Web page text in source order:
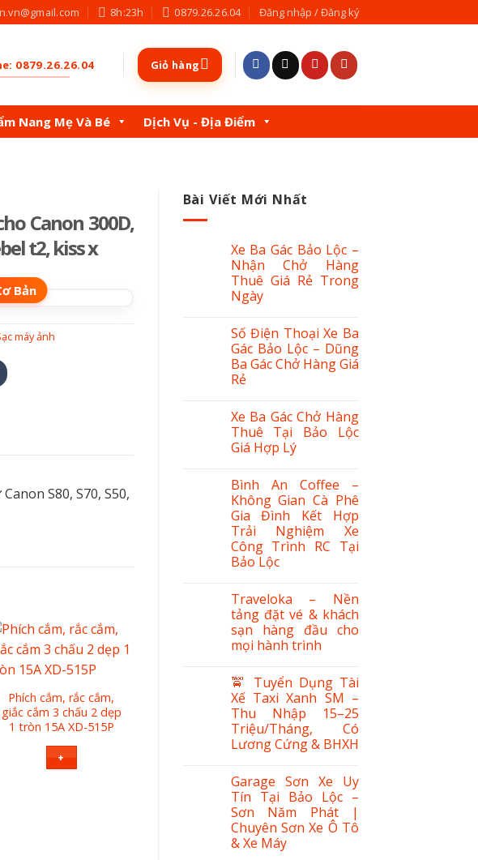
8h:23h 0879.26.26.04 Đăng nhập / Đăng ký
0879.26.26.04 Giỏ hàng
Nang Mẹ Và Bé Dịch Vụ - Địa Điểm
Bài Viết Mới Nhất
Xe Ba Gác Bảo Lộc –
Nhận Chở Hàng
Thuê Giá Rẻ Trong
Ngày
Số Điện Thoại Xe Ba
Gác Bảo Lộc – Dũng
Ba Gác Chở Hàng Giá
Rẻ
Xe Ba Gác Chở Hàng
Thuê Tại Bảo Lộc
Giá Hợp Lý
Bình An Coffee –
Không Gian Cà Phê
Gia Đình Kết Hợp
Trải Nghiệm Xe
Công Trình RC Tại
Bảo Lộc
Traveloka – Nền
tảng đặt vé & khách
sạn hàng đầu cho
mọi hành trình
🚖 Tuyển Dụng Tài
Xế Taxi Xanh SM –
Thu Nhập 15–25
Triệu/Tháng, Có
Lương Cứng & BHXH
Garage Sơn Xe Uy
Tín Tại Bảo Lộc –
Sơn Năm Phát |
Chuyên Sơn Xe Ô Tô
& Xe Máy
Canon 300D,
t2, kiss x
máy ảnh
S80, S70, S50,
Phích cắm, rắc cắm,
giắc cắm 3 chấu 2 dẹp
1 tròn 15A XD-515P
+